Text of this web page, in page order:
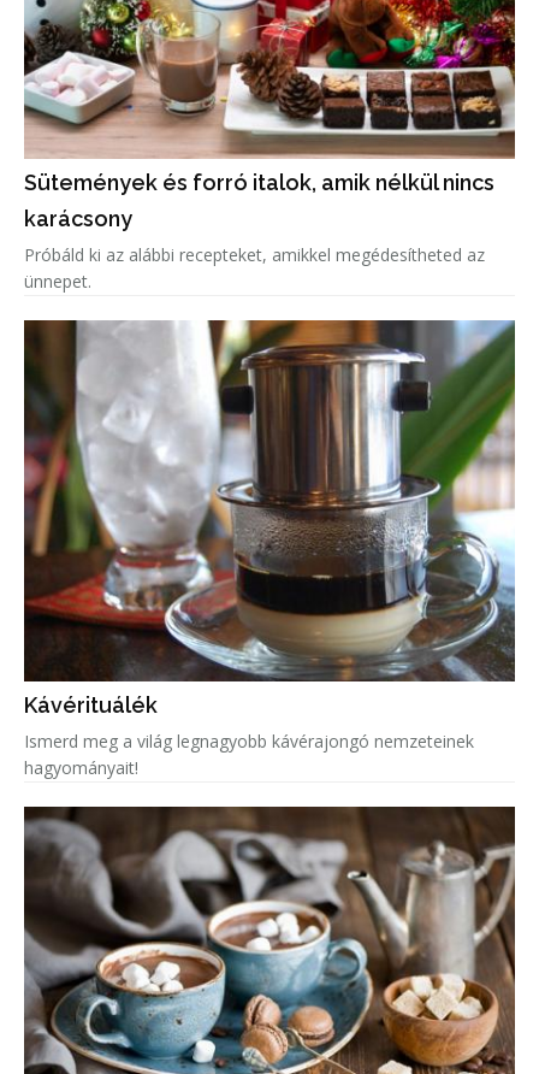
Sütemények és forró italok, amik nélkül nincs
karácsony
Próbáld ki az alábbi recepteket, amikkel megédesítheted az
ünnepet.
Kávérituálék
Ismerd meg a világ legnagyobb kávérajongó nemzeteinek
hagyományait!